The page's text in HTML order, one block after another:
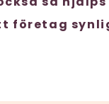
företag